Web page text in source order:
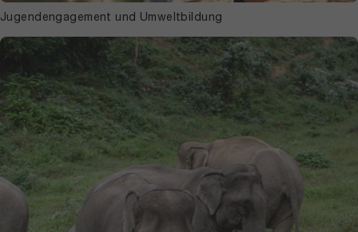
Jugendengagement und Umweltbildung